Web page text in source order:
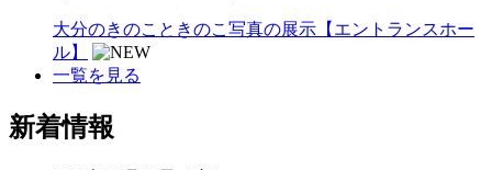
大分のきのこときのこ写真の展示【エントランスホー
ル】
一覧を見る
新着情報